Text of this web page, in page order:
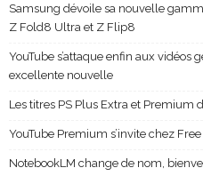
Samsung dévoile sa nouvelle
Z Fold8 Ultra et Z Flip8
YouTube s’attaque enfin aux vidéos
excellente nouvelle
Les titres PS Plus Extra et Premium
YouTube Premium s’invite chez
NotebookLM change de nom,